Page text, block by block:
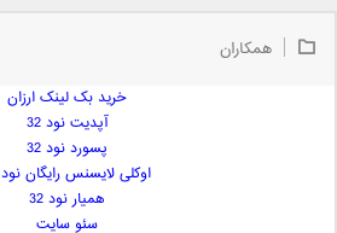
امیر علی
همکاران
خرید بک لینک ارزان
آپدیت نود 32
پسورد نود 32
اوکلی لایسنس رایگان نود 32
همیار نود 32
سئو سایت